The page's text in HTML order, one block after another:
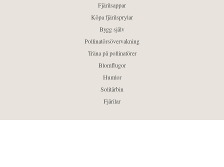
Fjärilsappar
Köpa fjärilsprylar
Bygg själv
Pollinatörsövervakning
Träna på pollinatörer
Blomflugor
Humlor
Solitärbin
Fjärilar